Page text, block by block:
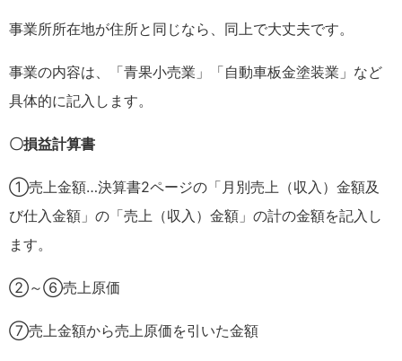
事業所所在地が住所と同じなら、同上で大丈夫です。
事業の内容は、「青果小売業」「自動車板金塗装業」など
具体的に記入します。
〇損益計算書
①売上金額…決算書2ページの「月別売上（収入）金額及
び仕入金額」の「売上（収入）金額」の計の金額を記入し
ます。
②～⑥売上原価
⑦売上金額から売上原価を引いた金額